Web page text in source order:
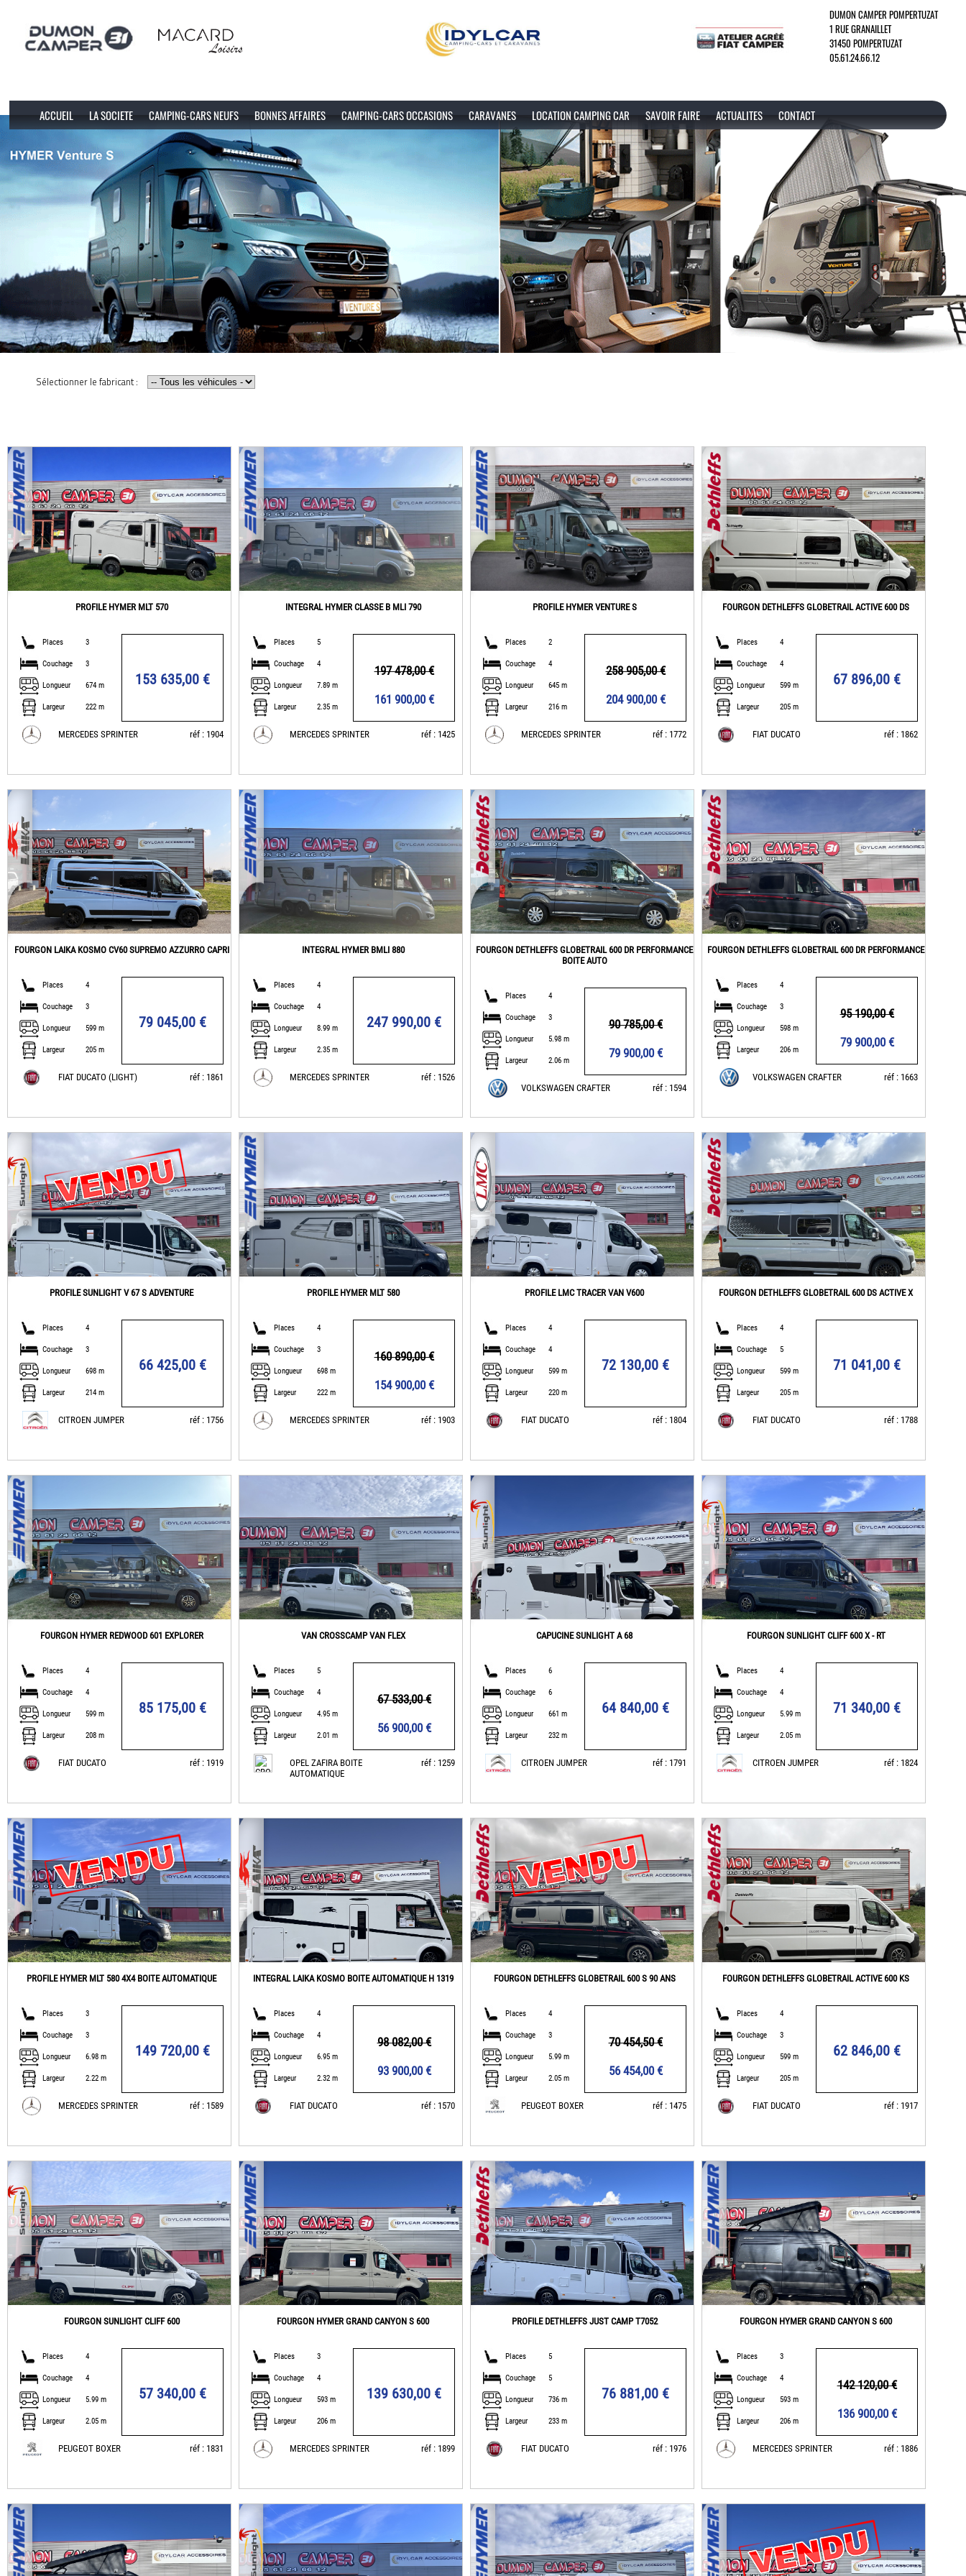
DUMON CAMPER POMPERTUZAT
1 RUE GRANAILLET
31450 POMPERTUZAT
05.61.24.66.12
ACCUEIL LA SOCIETE CAMPING-CARS NEUFS BONNES AFFAIRES CAMPING-CARS OCCASIONS CARAVANES LOCATION CAMPING CAR SAVOIR FAIRE ACTUALITES CONTACT
Sélectionner le fabricant :
PROFILE HYMER MLT 570
Places 3
Couchage 3
Longueur 674 m
Largeur 222 m
153 635,00 €
MERCEDES SPRINTER réf : 1904
INTEGRAL HYMER CLASSE B MLI 790
Places 5
Couchage 4
Longueur 7.89 m
Largeur 2.35 m
197 478,00 €
161 900,00 €
MERCEDES SPRINTER réf : 1425
PROFILE HYMER VENTURE S
Places 2
Couchage 4
Longueur 645 m
Largeur 216 m
258 905,00 €
204 900,00 €
MERCEDES SPRINTER réf : 1772
FOURGON DETHLEFFS GLOBETRAIL ACTIVE 600 DS
Places 4
Couchage 4
Longueur 599 m
Largeur 205 m
67 896,00 €
FIAT DUCATO réf : 1862
FOURGON LAIKA KOSMO CV60 SUPREMO AZZURRO CAPRI
Places 4
Couchage 3
Longueur 599 m
Largeur 205 m
79 045,00 €
FIAT DUCATO (LIGHT) réf : 1861
INTEGRAL HYMER BMLI 880
Places 4
Couchage 4
Longueur 8.99 m
Largeur 2.35 m
247 990,00 €
MERCEDES SPRINTER réf : 1526
FOURGON DETHLEFFS GLOBETRAIL 600 DR PERFORMANCE
BOITE AUTO
Places 4
Couchage 3
Longueur 5.98 m
Largeur 2.06 m
90 785,00 €
79 900,00 €
VOLKSWAGEN CRAFTER réf : 1594
FOURGON DETHLEFFS GLOBETRAIL 600 DR PERFORMANCE
Places 4
Couchage 3
Longueur 598 m
Largeur 206 m
95 190,00 €
79 900,00 €
VOLKSWAGEN CRAFTER réf : 1663
PROFILE SUNLIGHT V 67 S ADVENTURE
Places 4
Couchage 3
Longueur 698 m
Largeur 214 m
66 425,00 €
CITROEN JUMPER réf : 1756
PROFILE HYMER MLT 580
Places 4
Couchage 3
Longueur 698 m
Largeur 222 m
160 890,00 €
154 900,00 €
MERCEDES SPRINTER réf : 1903
PROFILE LMC TRACER VAN V600
Places 4
Couchage 4
Longueur 599 m
Largeur 220 m
72 130,00 €
FIAT DUCATO réf : 1804
FOURGON DETHLEFFS GLOBETRAIL 600 DS ACTIVE X
Places 4
Couchage 5
Longueur 599 m
Largeur 205 m
71 041,00 €
FIAT DUCATO réf : 1788
FOURGON HYMER REDWOOD 601 EXPLORER
Places 4
Couchage 4
Longueur 599 m
Largeur 208 m
85 175,00 €
FIAT DUCATO réf : 1919
VAN CROSSCAMP VAN FLEX
Places 5
Couchage 4
Longueur 4.95 m
Largeur 2.01 m
67 533,00 €
56 900,00 €
OPEL ZAFIRA BOITE
AUTOMATIQUE
réf : 1259
CAPUCINE SUNLIGHT A 68
Places 6
Couchage 6
Longueur 661 m
Largeur 232 m
64 840,00 €
CITROEN JUMPER réf : 1791
FOURGON SUNLIGHT CLIFF 600 X - RT
Places 4
Couchage 4
Longueur 5.99 m
Largeur 2.05 m
71 340,00 €
CITROEN JUMPER réf : 1824
PROFILE HYMER MLT 580 4X4 BOITE AUTOMATIQUE
Places 3
Couchage 3
Longueur 6.98 m
Largeur 2.22 m
149 720,00 €
MERCEDES SPRINTER réf : 1589
INTEGRAL LAIKA KOSMO BOITE AUTOMATIQUE H 1319
Places 4
Couchage 4
Longueur 6.95 m
Largeur 2.32 m
98 082,00 €
93 900,00 €
FIAT DUCATO réf : 1570
FOURGON DETHLEFFS GLOBETRAIL 600 S 90 ANS
Places 4
Couchage 3
Longueur 5.99 m
Largeur 2.05 m
70 454,50 €
56 454,00 €
PEUGEOT BOXER réf : 1475
FOURGON DETHLEFFS GLOBETRAIL ACTIVE 600 KS
Places 4
Couchage 3
Longueur 599 m
Largeur 205 m
62 846,00 €
FIAT DUCATO réf : 1917
FOURGON SUNLIGHT CLIFF 600
Places 4
Couchage 4
Longueur 5.99 m
Largeur 2.05 m
57 340,00 €
PEUGEOT BOXER réf : 1831
FOURGON HYMER GRAND CANYON S 600
Places 3
Couchage 4
Longueur 593 m
Largeur 206 m
139 630,00 €
MERCEDES SPRINTER réf : 1899
PROFILE DETHLEFFS JUST CAMP T7052
Places 5
Couchage 5
Longueur 736 m
Largeur 233 m
76 881,00 €
FIAT DUCATO réf : 1976
FOURGON HYMER GRAND CANYON S 600
Places 3
Couchage 4
Longueur 593 m
Largeur 206 m
142 120,00 €
136 900,00 €
MERCEDES SPRINTER réf : 1886